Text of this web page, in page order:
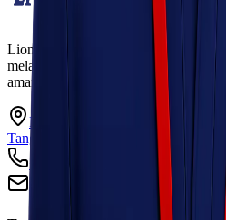
Lionel Express adalah perusahaan
melayani pengiriman barang ke
aman, dan harga kompetitif.
Ruko Garden Square Blok G No.
Tangerang, Banten 15124
+62 813 8838 8182
info@lionelexpress.com